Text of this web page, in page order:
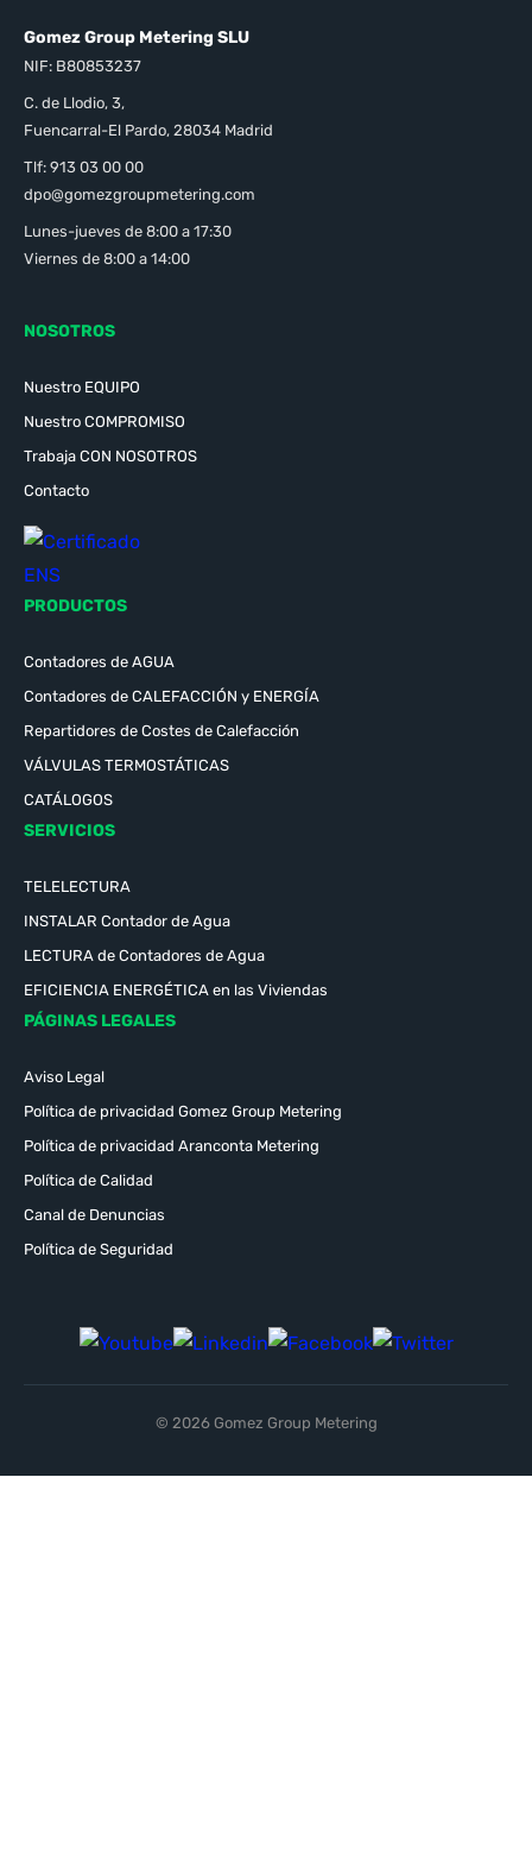
NOSOTROS
Nuestro EQUIPO
Nuestro COMPROMISO
Trabaja CON NOSOTROS
Contacto
PRODUCTOS
Contadores de AGUA
Contadores de CALEFACCIÓN y ENERGÍA
Repartidores de Costes de Calefacción
VÁLVULAS TERMOSTÁTICAS
CATÁLOGOS
SERVICIOS
TELELECTURA
INSTALAR Contador de Agua
LECTURA de Contadores de Agua
EFICIENCIA ENERGÉTICA en las Viviendas
PÁGINAS LEGALES
Aviso Legal
Política de privacidad Gomez Group Metering
Política de privacidad Aranconta Metering
Política de Calidad
Canal de Denuncias
Política de Seguridad
Gomez Group Metering SLU
NIF: B80853237
C. de Llodio, 3,
Fuencarral-El Pardo, 28034 Madrid
Tlf: 913 03 00 00
dpo@gomezgroupmetering.com
Lunes-jueves de 8:00 a 17:30
Viernes de 8:00 a 14:00
© 2026 Gomez Group Metering